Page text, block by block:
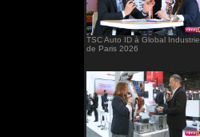
TSC Auto ID à Global Industrie
de Paris 2026